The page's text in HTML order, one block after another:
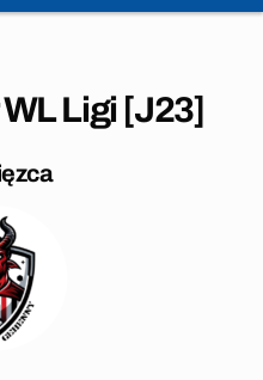
Ligi [J23]